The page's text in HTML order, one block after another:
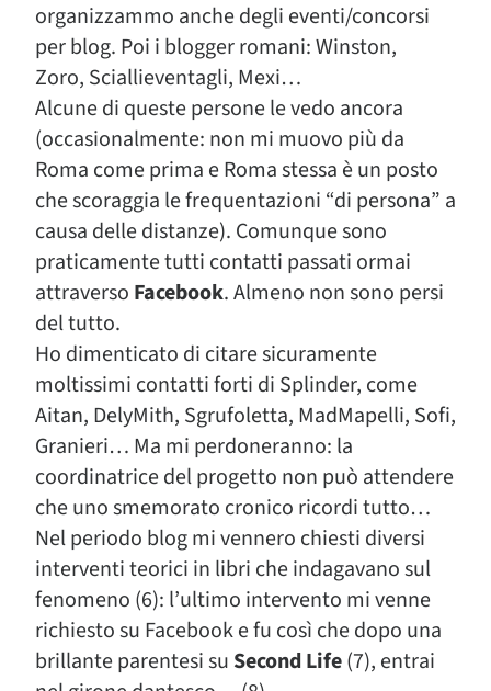
organizzammo anche degli eventi/concorsi
per blog. Poi i blogger romani: Winston,
Zoro, Sciallieventagli, Mexi…
Alcune di queste persone le vedo ancora
(occasionalmente: non mi muovo più da
Roma come prima e Roma stessa è un posto
che scoraggia le frequentazioni “di persona” a
causa delle distanze). Comunque sono
praticamente tutti contatti passati ormai
attraverso Facebook. Almeno non sono persi
del tutto.
Ho dimenticato di citare sicuramente
moltissimi contatti forti di Splinder, come
Aitan, DelyMith, Sgrufoletta, MadMapelli, Sofi,
Granieri… Ma mi perdoneranno: la
coordinatrice del progetto non può attendere
che uno smemorato cronico ricordi tutto…
Nel periodo blog mi vennero chiesti diversi
interventi teorici in libri che indagavano sul
fenomeno (6): l’ultimo intervento mi venne
richiesto su Facebook e fu così che dopo una
brillante parentesi su Second Life(7), entrai